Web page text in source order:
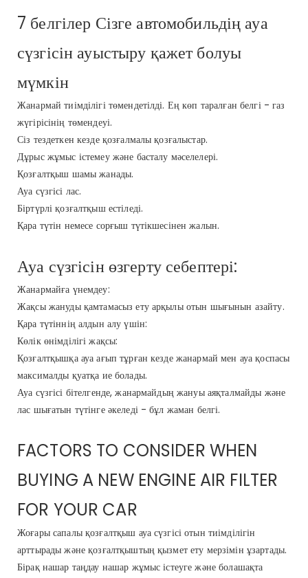
7 белгілер Сізге автомобильдің ауа
сүзгісін ауыстыру қажет болуы
мүмкін
Жанармай тиімділігі төмендетілді. Ең көп таралған белгі - газ
жүгірісінің төмендеуі.
Сіз тездеткен кезде қозғалмалы қозғалыстар.
Дұрыс жұмыс істемеу және басталу мәселелері.
Қозғалтқыш шамы жанады.
Ауа сүзгісі лас.
Біртүрлі қозғалтқыш естіледі.
Қара түтін немесе сорғыш түтікшесінен жалын.
Ауа сүзгісін өзгерту себептері:
Жанармайға үнемдеу:
Жақсы жануды қамтамасыз ету арқылы отын шығынын азайту.
Қара түтіннің алдын алу үшін:
Көлік өнімділігі жақсы:
Қозғалтқышқа ауа ағып тұрған кезде жанармай мен ауа қоспасы
максималды қуатқа ие болады.
Ауа сүзгісі бітелгенде, жанармайдың жануы аяқталмайды және
лас шығатын түтінге әкеледі - бұл жаман белгі.
FACTORS TO CONSIDER WHEN
BUYING A NEW ENGINE AIR FILTER
FOR YOUR CAR
Жоғары сапалы қозғалтқыш ауа сүзгісі отын тиімділігін
арттырады және қозғалтқыштың қызмет ету мерзімін ұзартады.
Бірақ нашар таңдау нашар жұмыс істеуге және болашақта